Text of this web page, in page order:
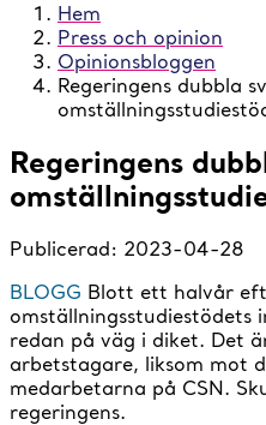
Hem
Press och opinion
Opinionsbloggen
Regeringens dubbla
Regeringens
Publicerad: 2023-04-28
BLOGG Blott ett halvår
omställningsstudiestödets
redan på väg i diket. Det
arbetstagare, liksom mot
medarbetarna på CSN.
regeringens.